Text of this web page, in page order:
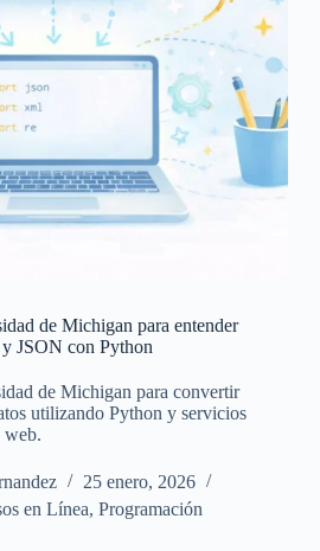
de Michigan para entender
JSON con Python
de Michigan para convertir
utilizando Python y servicios
web.
25 enero, 2026
en Línea,Programación